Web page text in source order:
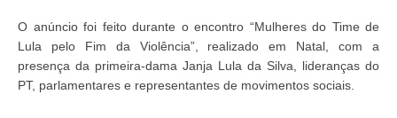
O anúncio foi feito durante o encontro “Mulheres do Time de
Lula pelo Fim da Violência”, realizado em Natal, com a
presença da primeira-dama Janja Lula da Silva, lideranças do
PT, parlamentares e representantes de movimentos sociais.